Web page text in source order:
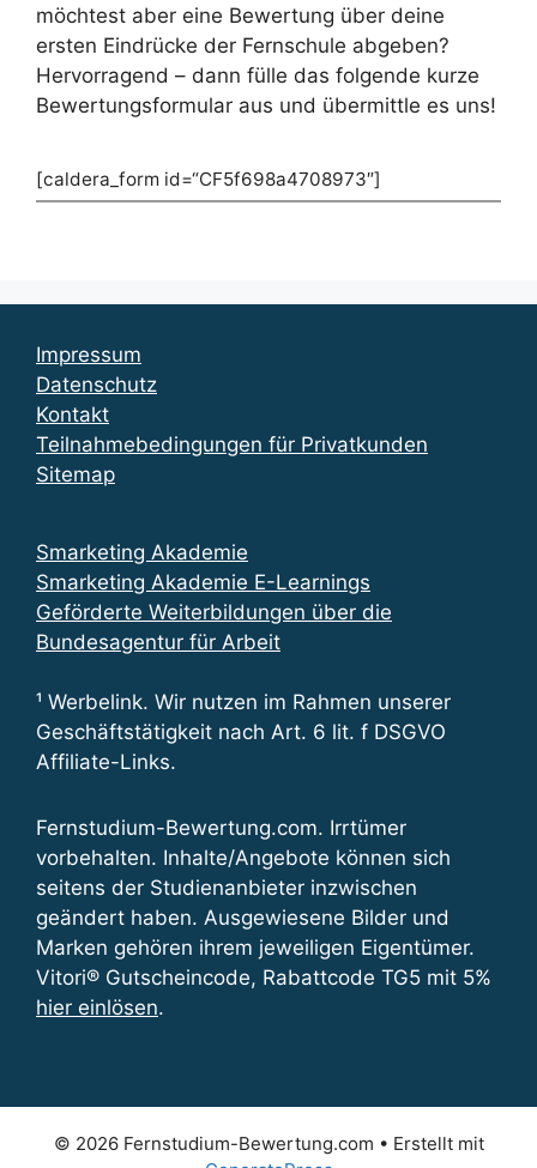
möchtest aber eine Bewertung über deine
ersten Eindrücke der Fernschule abgeben?
Hervorragend – dann fülle das folgende kurze
Bewertungsformular aus und übermittle es uns!
[caldera_form id=“CF5f698a4708973″]
Impressum
Datenschutz
Kontakt
Teilnahmebedingungen für Privatkunden
Sitemap
Smarketing Akademie
Smarketing Akademie E-Learnings
Geförderte Weiterbildungen über die
Bundesagentur für Arbeit
¹ Werbelink. Wir nutzen im Rahmen unserer
Geschäftstätigkeit nach Art. 6 lit. f DSGVO
Affiliate-Links.
Fernstudium-Bewertung.com. Irrtümer
vorbehalten. Inhalte/Angebote können sich
seitens der Studienanbieter inzwischen
geändert haben. Ausgewiesene Bilder und
Marken gehören ihrem jeweiligen Eigentümer.
Vitori® Gutscheincode, Rabattcode TG5 mit 5%
hier einlösen.
© 2026 Fernstudium-Bewertung.com • Erstellt mit